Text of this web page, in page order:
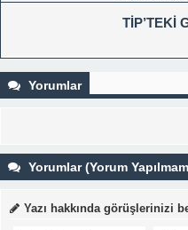
TİP’TEKİ
Yorumlar
Yorumlar (Yorum
Yazı hakkında görüşlerinizi